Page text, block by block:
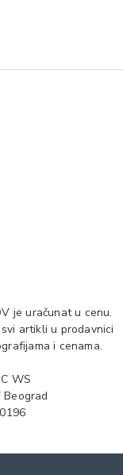
je uračunat u cenu.
artikli u prodavnici
i cenama.
WS
Beograd